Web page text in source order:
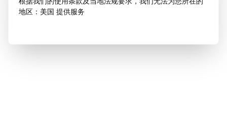
地区：美国 提供服务